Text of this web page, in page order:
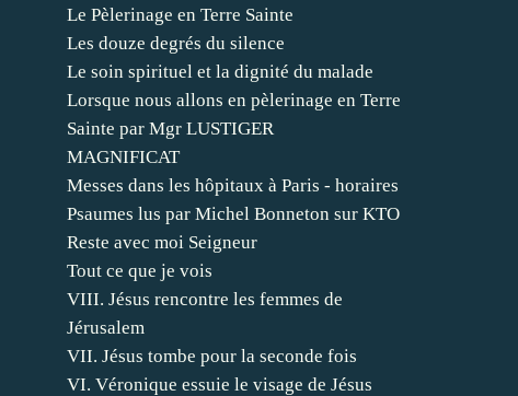
Le Pèlerinage en Terre Sainte
Les douze degrés du silence
Le soin spirituel et la dignité du malade
Lorsque nous allons en pèlerinage en Terre
Sainte par Mgr LUSTIGER
MAGNIFICAT
Messes dans les hôpitaux à Paris - horaires
Psaumes lus par Michel Bonneton sur KTO
Reste avec moi Seigneur
Tout ce que je vois
VIII. Jésus rencontre les femmes de
Jérusalem
VII. Jésus tombe pour la seconde fois
VI. Véronique essuie le visage de Jésus